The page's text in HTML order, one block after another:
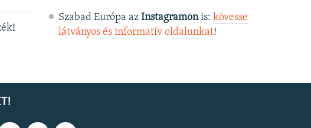
Szabad Európa az Instagramonis: kövesse
látványos és informatív oldalunkat! ​